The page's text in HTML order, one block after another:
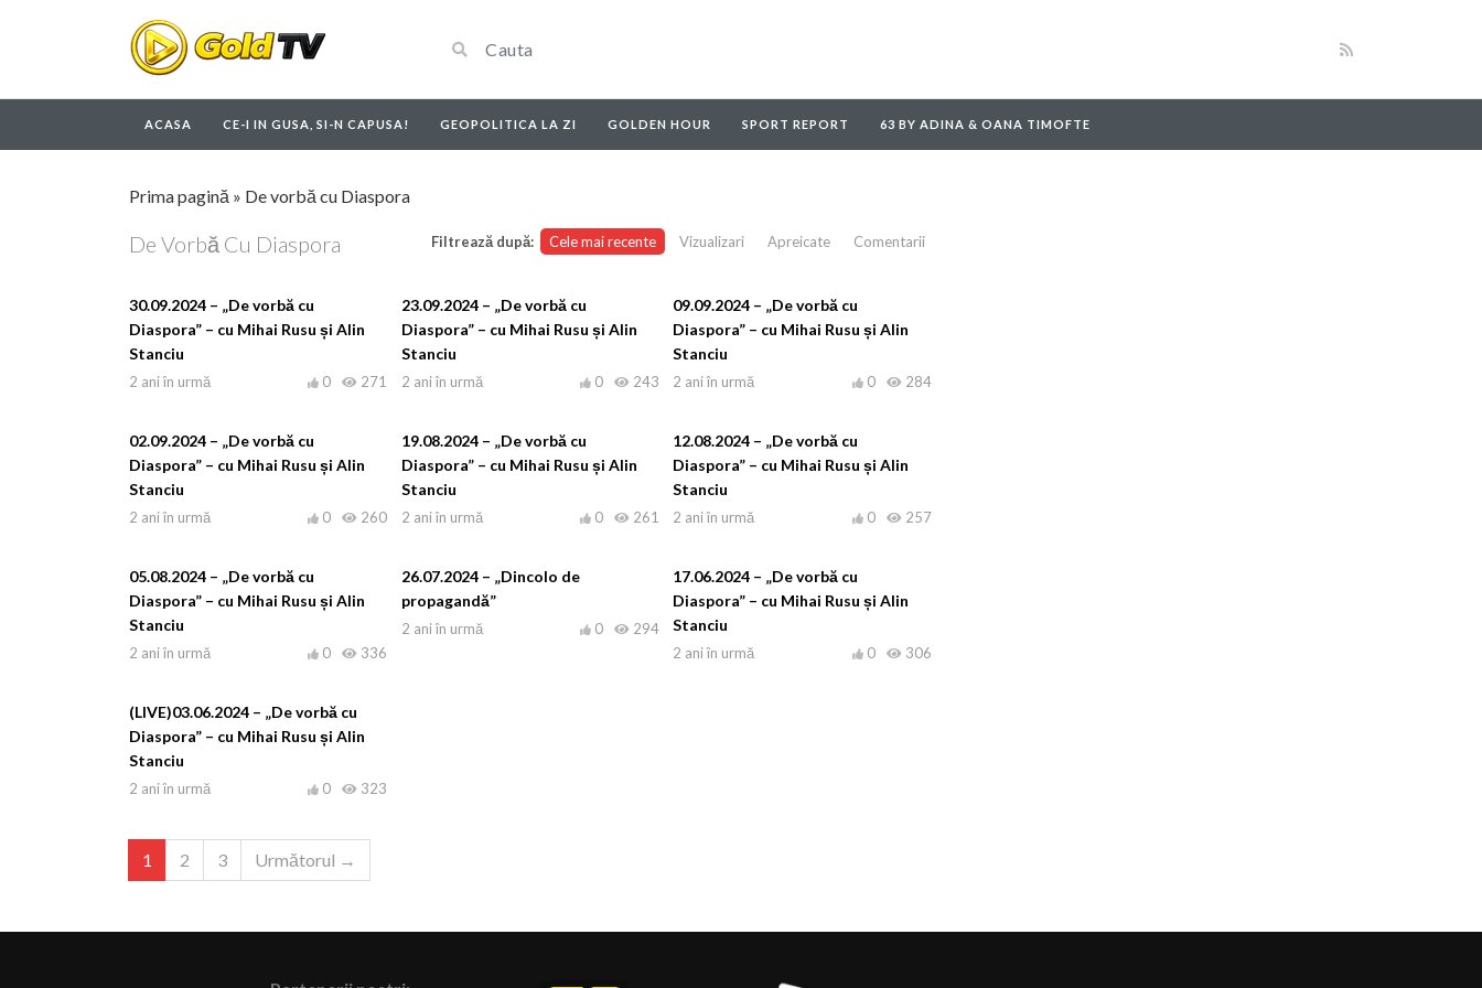
ACASA CE-I IN GUSA, SI-N CAPUSA! GEOPOLITICA LA ZI GOLDEN HOUR SPORT REPORT 63 BY ADINA & OANA TIMOFTE
Prima pagină » De vorbă cu Diaspora
De Vorbă Cu Diaspora Filtrează după: Cele mai recente Vizualizari Apreicate Comentarii
30.09.2024 – „De vorbă cu
Diaspora” – cu Mihai Rusu și Alin
Stanciu
2 ani în urmă 271
0
23.09.2024 – „De vorbă cu
Diaspora” – cu Mihai Rusu și Alin
Stanciu
2 ani în urmă 243
0
09.09.2024 – „De vorbă cu
Diaspora” – cu Mihai Rusu și Alin
Stanciu
2 ani în urmă 284
0
02.09.2024 – „De vorbă cu
Diaspora” – cu Mihai Rusu și Alin
Stanciu
2 ani în urmă 260
0
19.08.2024 – „De vorbă cu
Diaspora” – cu Mihai Rusu și Alin
Stanciu
2 ani în urmă 261
0
12.08.2024 – „De vorbă cu
Diaspora” – cu Mihai Rusu și Alin
Stanciu
2 ani în urmă 257
0
05.08.2024 – „De vorbă cu
Diaspora” – cu Mihai Rusu și Alin
Stanciu
2 ani în urmă 336
0
26.07.2024 – „Dincolo de
propagandă”
2 ani în urmă 294
0
17.06.2024 – „De vorbă cu
Diaspora” – cu Mihai Rusu și Alin
Stanciu
2 ani în urmă 306
0
(LIVE)03.06.2024 – „De vorbă cu
Diaspora” – cu Mihai Rusu și Alin
Stanciu
2 ani în urmă 323
0
1 2 3 Următorul →